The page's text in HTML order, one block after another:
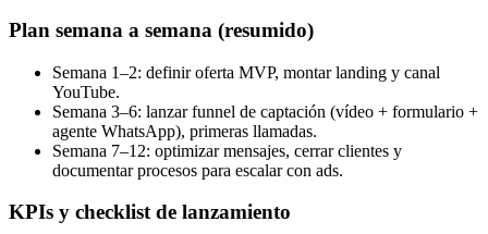
Plan semana a semana (resumido)
Semana 1–2: definir oferta MVP, montar landing y canal
YouTube.
Semana 3–6: lanzar funnel de captación (vídeo + formulario +
agente WhatsApp), primeras llamadas.
Semana 7–12: optimizar mensajes, cerrar clientes y
documentar procesos para escalar con ads.
KPIs y checklist de lanzamiento